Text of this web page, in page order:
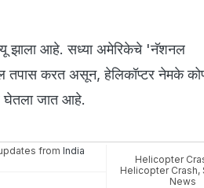
झाला आहे. सध्या अमेरिकेचे 'नॅशनल
तपास करत असून, हेलिकॉप्टर नेमके
घेतला जात आहे.
from India
Helicopter
Helicopter Crash,
News